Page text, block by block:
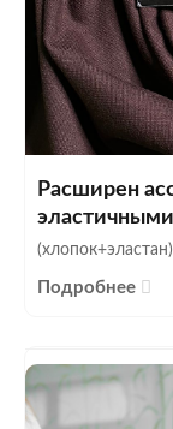
Расширен
Подробнее